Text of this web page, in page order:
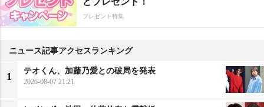
プレゼント特集
ニュース記事アクセスランキング
1
テオくん、加藤乃愛との破局を発表
2026-08-07 21:21